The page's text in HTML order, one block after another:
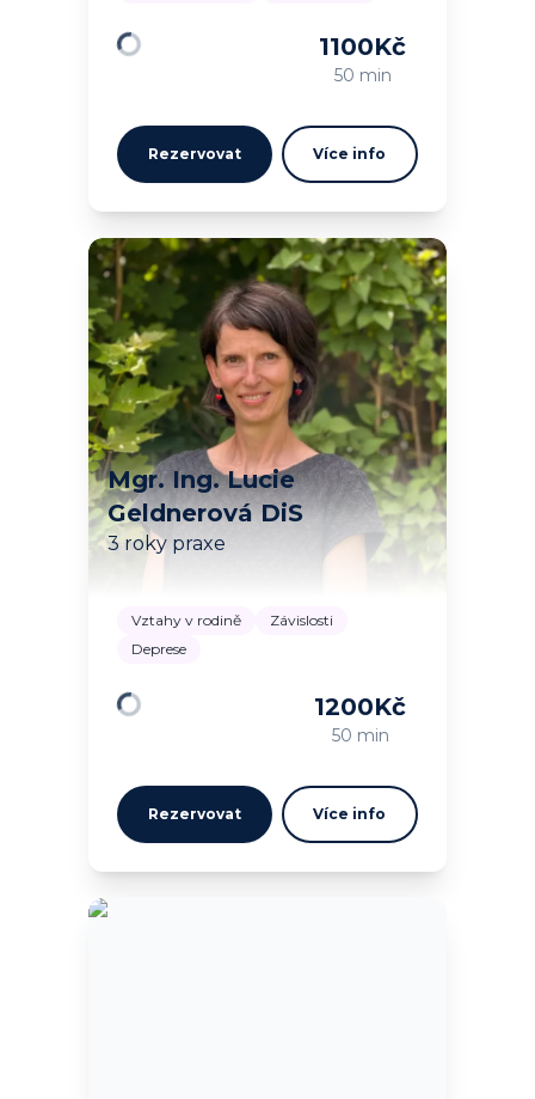
1100Kč
50 min
Rezervovat Více info
Mgr. Ing. Lucie
Geldnerová DiS
3 roky praxe
Vztahy v rodině
Závislosti
Deprese
1200Kč
50 min
Rezervovat Více info